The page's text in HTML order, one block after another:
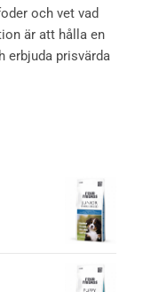
och vet vad
är att hålla en
erbjuda prisvärda